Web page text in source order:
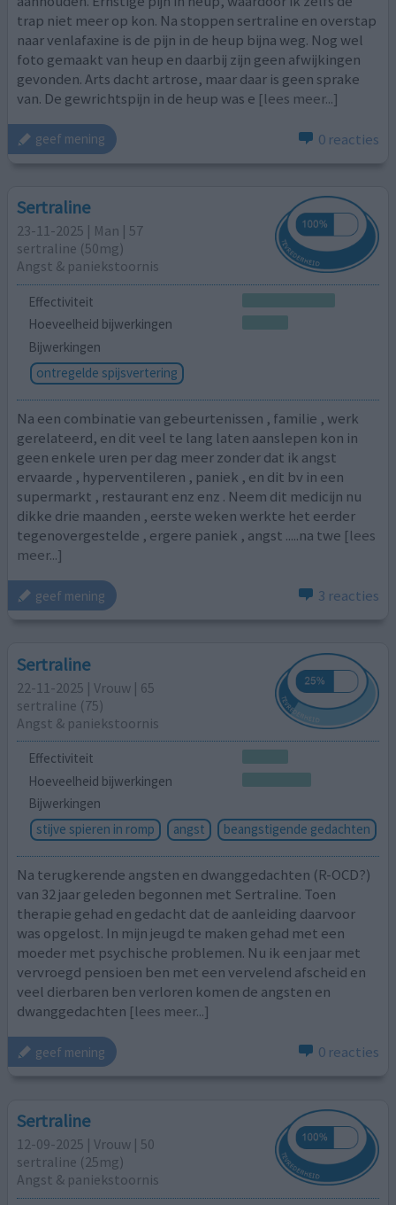
trap niet meer op kon. Na stoppen sertraline en overstap
naar venlafaxine is de pijn in de heup bijna weg. Nog wel
foto gemaakt van heup en daarbij zijn geen afwijkingen
gevonden. Arts dacht artrose, maar daar is geen sprake
van. De gewrichtspijn in de heup was e [lees meer...]
geef mening 0 reacties
Sertraline
23-11-2025 | Man | 57
sertraline (50mg)
Angst & paniekstoornis
Effectiviteit
Hoeveelheid bijwerkingen
Bijwerkingen
ontregelde spijsvertering
Na een combinatie van gebeurtenissen , familie , werk
gerelateerd, en dit veel te lang laten aanslepen kon in
geen enkele uren per dag meer zonder dat ik angst
ervaarde , hyperventileren , paniek , en dit bv in een
supermarkt , restaurant enz enz . Neem dit medicijn nu
dikke drie maanden , eerste weken werkte het eerder
tegenovergestelde , ergere paniek , angst .....na twe [lees
meer...]
geef mening 3 reacties
Sertraline
22-11-2025 | Vrouw | 65
sertraline (75)
Angst & paniekstoornis
Effectiviteit
Hoeveelheid bijwerkingen
Bijwerkingen
stijve spieren in romp
angst beangstigende gedachten
Na terugkerende angsten en dwanggedachten (R-OCD?)
van 32 jaar geleden begonnen met Sertraline. Toen
therapie gehad en gedacht dat de aanleiding daarvoor
was opgelost. In mijn jeugd te maken gehad met een
moeder met psychische problemen. Nu ik een jaar met
vervroegd pensioen ben met een vervelend afscheid en
veel dierbaren ben verloren komen de angsten en
dwanggedachten [lees meer...]
geef mening 0 reacties
Sertraline
12-09-2025 | Vrouw | 50
sertraline (25mg)
Angst & paniekstoornis